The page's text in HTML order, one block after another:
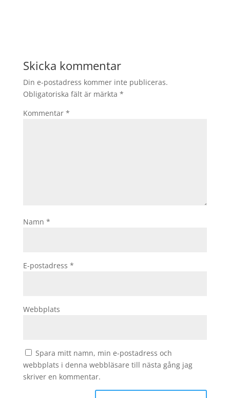
Skicka kommentar
Din e-postadress kommer inte publiceras.
Obligatoriska fält är märkta *
Kommentar *
Namn *
E-postadress *
Webbplats
Spara mitt namn, min e-postadress och
webbplats i denna webbläsare till nästa gång jag
skriver en kommentar.